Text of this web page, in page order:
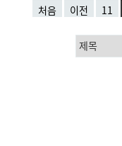
처음 이전 11